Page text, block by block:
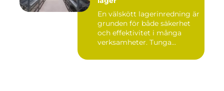
En välskött lagerinredning är
grunden för både säkerhet
och effektivitet i många
verksamheter. Tunga...